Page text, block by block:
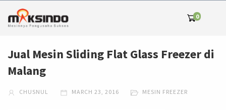
0
Jual Mesin Sliding Flat Glass Freezer di
Malang
CHUSNUL MARCH 23, 2016 MESIN FREEZER